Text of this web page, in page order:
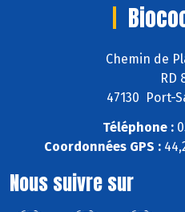
Chemin de
RD
47130 Port-
Téléphone :
Coordonnées GPS :
Nous suivre sur